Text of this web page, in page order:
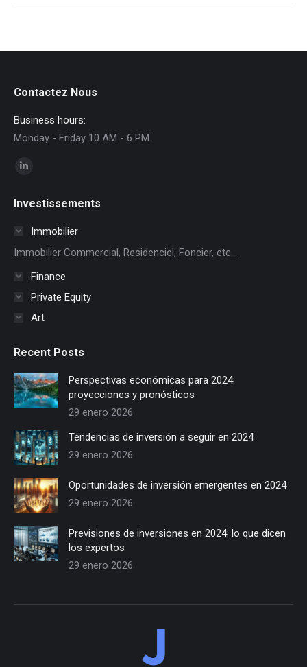
Contactez Nous
Business hours:
Monday - Friday 10 AM - 6 PM
Encuéntranos en:
opens
Investissements
Immobilier
Immobilier Commercial, Residenciel, Foncier, etc...
Finance
Private Equity
Art
Recent Posts
Perspectivas económicas para 2024:
proyecciones y pronósticos
29 enero 2026
Tendencias de inversión a seguir en 2024
29 enero 2026
Oportunidades de inversión emergentes en 2024
29 enero 2026
Previsiones de inversiones en 2024: lo que dicen
los expertos
29 enero 2026